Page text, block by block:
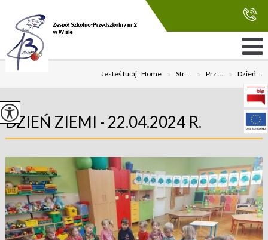
Jesteś tutaj:Home > Str ... > Prz ... > Dzień ...
DZIEŃ ZIEMI - 22.04.2024 R.